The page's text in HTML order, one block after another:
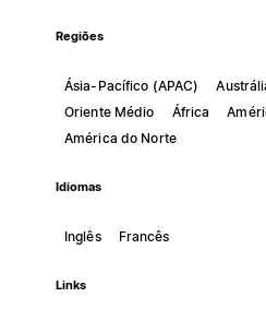
Regiões
Ásia-Pacífico (APAC)
Oriente Médio
África
América do Norte
Idiomas
Inglês Francês
Links